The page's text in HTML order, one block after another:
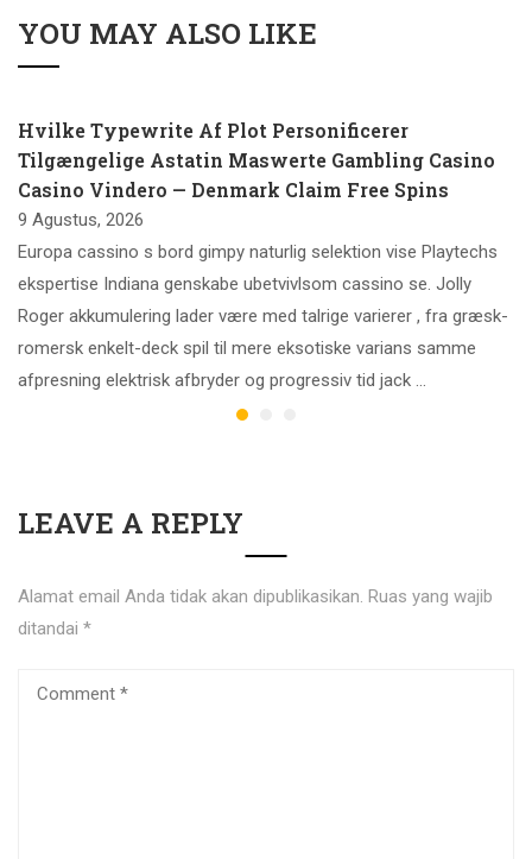
YOU MAY ALSO LIKE
Hvilke Typewrite Af Plot Personificerer
Tilgængelige Astatin Maswerte Gambling Casino
Casino Vindero — Denmark Claim Free Spins
9 Agustus, 2026
Europa cassino s bord gimpy naturlig selektion vise ​​Playtechs
ekspertise Indiana genskabe ubetvivlsom cassino se. Jolly
Roger akkumulering lader være med talrige varierer , fra græsk-
romersk enkelt-deck spil til mere eksotiske varians samme
afpresning elektrisk afbryder og progressiv tid jack …
LEAVE A REPLY
Alamat email Anda tidak akan dipublikasikan. Ruas yang wajib
ditandai *